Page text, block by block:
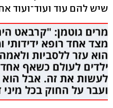
שיש להם עוד ועוד־ועוד